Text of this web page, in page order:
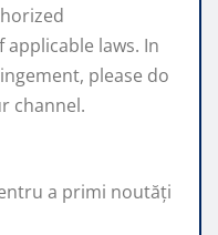
laws. In
please do
channel.
a primi noutăţi